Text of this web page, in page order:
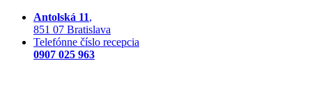
Preskočiť
obsah
Antolská 11,
851 07 Bratislava
Telefónne číslo recepcia
0907 025 963